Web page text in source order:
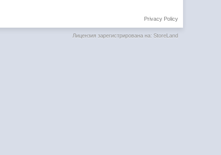
Privacy Policy
Лицензия зарегистрирована на: StoreLand